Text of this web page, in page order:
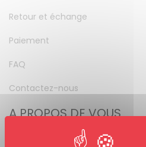
Retour et échange
Paiement
FAQ
Contactez-nous
A PROPOS DE VOUS